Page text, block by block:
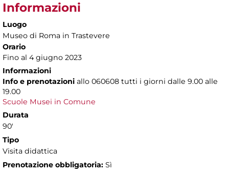
Informazioni
Luogo
Museo di Roma in Trastevere
Orario
Fino al 4 giugno 2023
Informazioni
Info e prenotazioni allo 060608 tutti i giorni dalle 9.00 alle
19.00
Scuole Musei in Comune
Durata
90'
Tipo
Visita didattica
Prenotazione obbligatoria: Sì